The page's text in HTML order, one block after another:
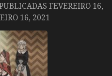
PUBLICADAS FEVEREIRO 16,
16, 2021